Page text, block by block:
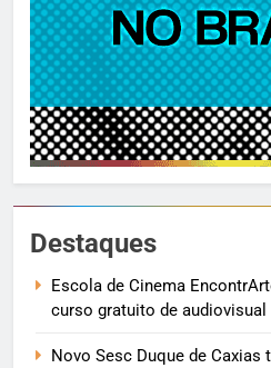
Destaques
Escola de Cinema
curso gratuito de audiovisual
Novo Sesc Duque de Caxias